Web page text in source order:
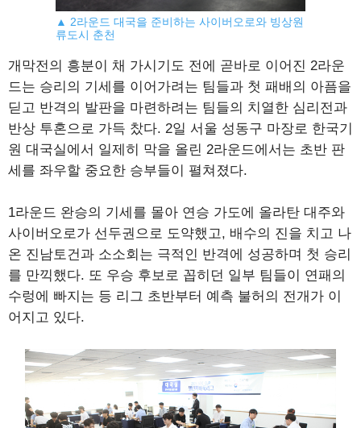
▲ 2라운드 대국을 준비하는 사이버오로와 빙상원
류도시 춘천
개막전의 흥분이 채 가시기도 전에 곧바로 이어진 2라운
드는 승리의 기세를 이어가려는 팀들과 첫 패배의 아픔을
딛고 반격의 발판을 마련하려는 팀들의 치열한 심리전과
반상 투혼으로 가득 찼다. 2일 서울 성동구 마장로 한국기
원 대국실에서 일제히 막을 올린 2라운드에서는 초반 판
세를 좌우할 중요한 승부들이 펼쳐졌다.
1라운드 완승의 기세를 몰아 연승 가도에 올라탄 대주와
사이버오로가 선두권으로 도약했고, 배수의 진을 치고 나
온 진남토건과 소소회는 극적인 반격에 성공하며 첫 승리
를 만끽했다. 또 우승 후보로 꼽히던 일부 팀들이 연패의
수렁에 빠지는 등 리그 초반부터 예측 불허의 전개가 이
어지고 있다.